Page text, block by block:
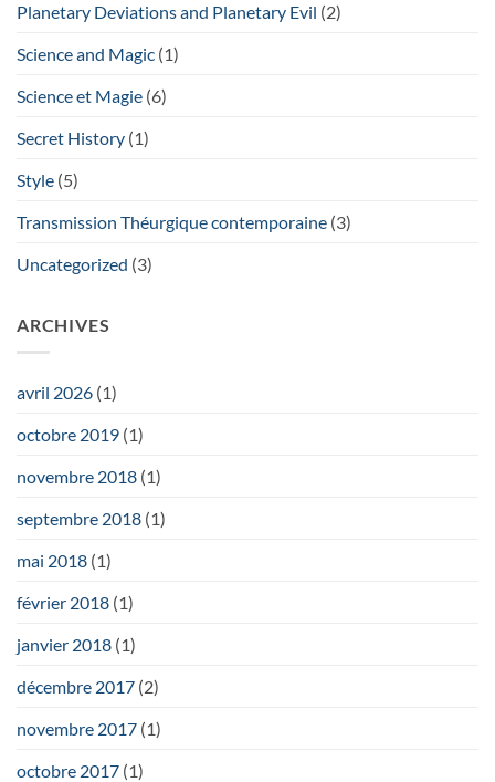
Planetary Deviations and Planetary Evil (2)
Science and Magic (1)
Science et Magie (6)
Secret History (1)
Style (5)
Transmission Théurgique contemporaine (3)
Uncategorized (3)
ARCHIVES
avril 2026 (1)
octobre 2019 (1)
novembre 2018 (1)
septembre 2018 (1)
mai 2018 (1)
février 2018 (1)
janvier 2018 (1)
décembre 2017 (2)
novembre 2017 (1)
octobre 2017 (1)